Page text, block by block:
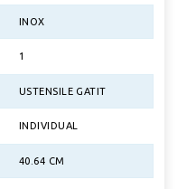
INOX
1
USTENSILE GATIT
INDIVIDUAL
40.64 CM